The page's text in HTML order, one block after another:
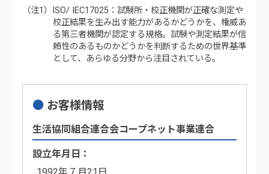
（注1）ISO/ IEC17025：試験所・校正機関が正確な測定や
校正結果を生み出す能力があるかどうかを、権威あ
る第三者機関が認定する規格。試験や測定結果が信
頼性のあるものかどうかを判断するための世界基準
として、あらゆる分野から注目されている。
お客様情報
生活協同組合連合会コープネット事業連合
設立年月日